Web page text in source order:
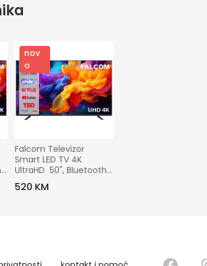
nov
o
Falcom Televizor
Smart LED TV 4K
UltraHD  50", Bluetooth
,WiFi - TV-50LTF024SM
WOS
520 KM